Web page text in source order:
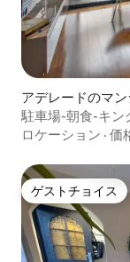
アデレードのマ
駐車場-朝食-キン
ロケーション · 価
ゲストチョイス
ゲストチョイス